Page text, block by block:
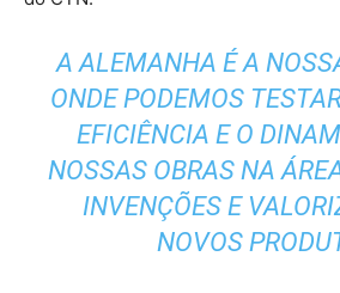
A ALEMANHA É A
ONDE PODEMOS
EFICIÊNCIA E O
NOSSAS OBRAS NA
INVENÇÕES E
NOVOS